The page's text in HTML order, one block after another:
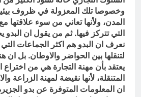
وخصوصا تلك المعزولة في ظروف
المدن، ولأنها تعاني من سوء علاقتها
التي تتركز فيها. ثم من يقول ان البدو
نعرف ان البدو هم اكثر الجماعات التي
لتنقلها بين الحواضر والاوطان. بل ان
يعتقد بأن مهنة التجارة هي من اختراع
المتنقلة، لأنها نقيضة لمهنة الزراعة
ان المعلومات المتوفرة عن بدو